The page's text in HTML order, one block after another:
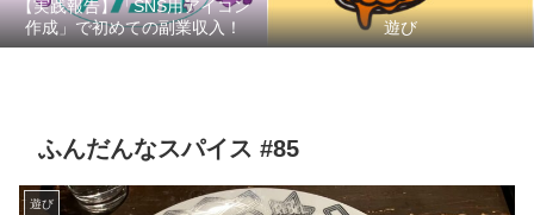
【実践報告】「SNS用アイコン
作成」で初めての副業収入！
遊び
ふんだんなスパイス #85
遊び